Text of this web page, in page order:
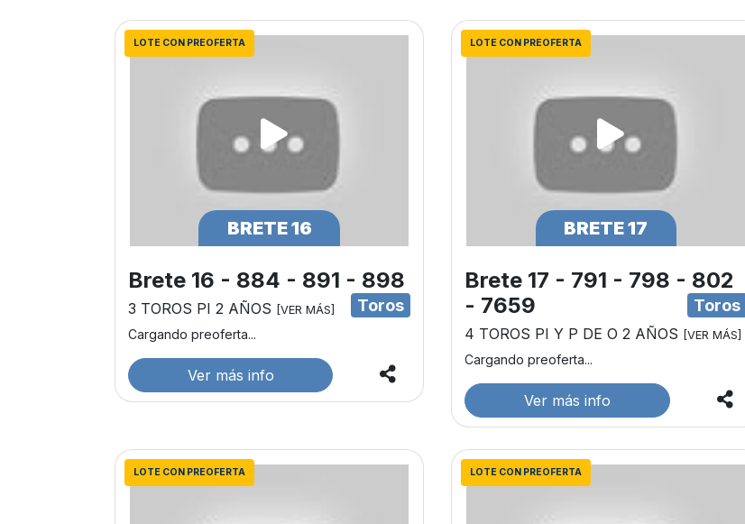
LOTE CON PREOFERTA
BRETE 16
Brete 16 - 884 - 891 - 898
Toros
3 TOROS PI 2 AÑOS [VER MÁS]
Cargando preoferta...
Ver más info
LOTE CON PREOFERTA
BRETE 17
Brete 17 - 791 - 798 - 802
- 7659
Toros
4 TOROS PI Y P DE O 2 AÑOS [VER MÁS]
Cargando preoferta...
Ver más info
LOTE CON PREOFERTA LOTE CON PREOFERTA